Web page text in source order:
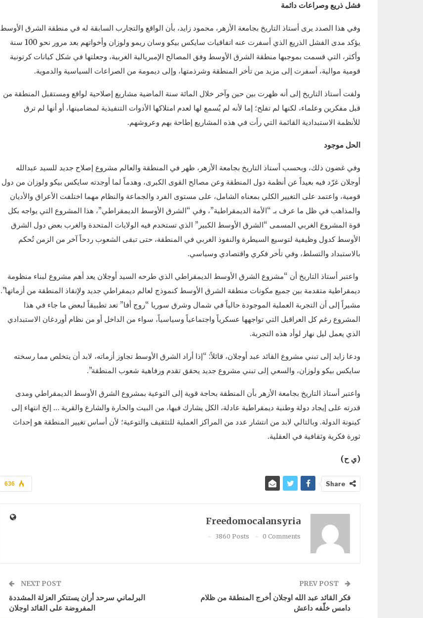
فشل ذريع وصراعات دائمة
وفي هذا الصدد يرى أستاذ التاريخ بجامعة الأزهر، محمود زايد، بأن الواقع والتجارب السابقة له في منطقة الشرق الأوسط
يؤكد مدى الفشل الذريع الذي أسفرت عنه اتفاقيات سايكس بيكو وسان ريمو ولوزان وأخواتهم بعد مرور نحو 100 سنة
وأكثر، التي قسمت بموجبها منطقة الشرق الأوسط وفق المصالح الإمبريالية الغربية، وجعلتها في شكل كيانات كرتونية
قومية موالية، أسفرت إلى مزيد من تأخر المنطقة وشرذمتها، وإلى ديمومة من الصراعات السياسية والدموية.
ولفت أستاذ التاريخ إلى أنه ظهرت بين حين وآخر خلال المائة سنة الماضية مشاريع إصلاحية لواقع ومستقبل المنطقة من
قبل مفكرين وعلماء، لكنها لم تفلح؛ إما لأنه لم يُسمع لها لعدم امتلاكها الأدوات التنفيذية لمضامينها، أو أنها لم ترق
للأنظمة الاستبدادية القائمة التي رأت في هذه المشاريع إطاحة بهم وعروشهم.
الحل موجود
وفي غضون ذلك، وبحسب أستاذ التاريخ بجامعة الأزهر، ظهر في المنطقة والعالم مشروع إصلاح جديد للسيد عبدالله
أوجلان غرّد فيه بعيداً عن أنظمة دول المنطقة وعن مصالح القوى الكبرى، وهدماً لما أوجدته سايكس بيكو ولوزان من دول
قومية، واعتمد على التغيير الكلي بمعناه الشامل، على مستوى الفرد والجماعة والنظام مهما اختلفت الأعراق والأديان
والمذاهب في ظل ما عرف بـ “الأمة الديمقراطية”، وفي “الشرق الأوسط الديمقراطي”، هذا المشروع التي يواجه بكل
قوة المشروع الغربي المسمى “الشرق الأوسط الكبير” الذي تستخدم فيه الولايات المتحدة والغرب بعض دول الشرق
الأوسط كدول وظيفية لتوسيع السيطرة والنفوذ الغربي في المنطقة، حتى تبقى الشعوب ردحاً آخر من الزمن تُحكم
بالاستبداد والتسلط، وفي تأخر فكري واقتصادي وسياسي.
واعتبر أستاذ التاريخ أن “مشروع الشرق الأوسط الديمقراطي الذي طرحه السيد أوجلان يعد أهم مشروع لبناء منظومة
ديمقراطية متقدمة بين جميع مكونات منطقة الشرق الأوسط كنموذج لعالم ديمقراطي جديد ولإنقاذ المنطقة من أزماتها”.
مشيراً إلى أن التجربة العملية الموجودة حالياً في شمال وشرق سوريا “روج أفا” تعد تطبيقاً لبعض ما جاء في هذا
المشروع رغم كل العراقيل التي تواجهها عسكرياً واجتماعياً وسياسياً، سواء من الداخل أو من نظام أوردغان الاستبدادي
الذي يعمل ليل نهار لوأد هذه التجربة.
ودعا زايد إلى تبني مشروع القائد عبد أوجلان، قائلاً: “إذا أراد الشرق الأوسط تجاوز أزماته، لابد أن يتخلص مما رسخته
سايكس بيكو ولوزان، والسعي إلى تبني مشروع جديد يحقق تقدم ورفاهية شعوب المنطقة”.
واعتبر أستاذ التاريخ بجامعة الأزهر بأن المنطقة بحاجة قوية إلى التوعية بمشروع الشرق الأوسط الديمقراطي ومدى
قدرته على إيجاد دولة وطنية ديمقراطية عادلة، الكل يشارك فيها، من البيت والحارة والشارع والقرية … إلخ انتهاء إلى
كينونة الدولة. وبالتالي لابد من انتشار عدد من المراكز العملية للتثقيف والتوعية؛ لأن أساس تغيير المنطقة هو إحداث
ثورة فكرية وثقافية في العقلية.
(ي ح)
636 Share
Freedomocalansyria
3860 Posts 0 Comments
​​​​​​​فكر القائد عبد الله اوجلان أخرج المنطقة من ظلام
دامس خلّفه داعش
NEXT POST
البرلماني سرحد أران يستنكر العزلة المشددة
المفروضة على القائد اوجلان